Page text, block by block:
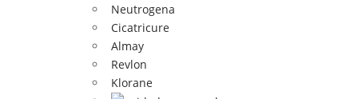
Neutrogena
Cicatricure
Almay
Revlon
Klorane